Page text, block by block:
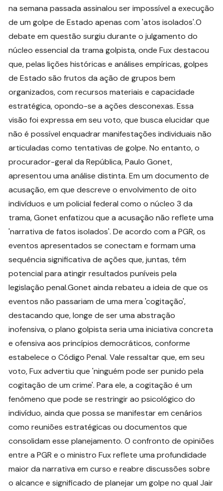
na semana passada assinalou ser impossível a execução
de um golpe de Estado apenas com 'atos isolados'.O
debate em questão surgiu durante o julgamento do
núcleo essencial da trama golpista, onde Fux destacou
que, pelas lições históricas e análises empíricas, golpes
de Estado são frutos da ação de grupos bem
organizados, com recursos materiais e capacidade
estratégica, opondo-se a ações desconexas. Essa
visão foi expressa em seu voto, que busca elucidar que
não é possível enquadrar manifestações individuais não
articuladas como tentativas de golpe. No entanto, o
procurador-geral da República, Paulo Gonet,
apresentou uma análise distinta. Em um documento de
acusação, em que descreve o envolvimento de oito
indivíduos e um policial federal como o núcleo 3 da
trama, Gonet enfatizou que a acusação não reflete uma
'narrativa de fatos isolados'. De acordo com a PGR, os
eventos apresentados se conectam e formam uma
sequência significativa de ações que, juntas, têm
potencial para atingir resultados puníveis pela
legislação penal.Gonet ainda rebateu a ideia de que os
eventos não passariam de uma mera 'cogitação',
destacando que, longe de ser uma abstração
inofensiva, o plano golpista seria uma iniciativa concreta
e ofensiva aos princípios democráticos, conforme
estabelece o Código Penal. Vale ressaltar que, em seu
voto, Fux advertiu que 'ninguém pode ser punido pela
cogitação de um crime'. Para ele, a cogitação é um
fenômeno que pode se restringir ao psicológico do
indivíduo, ainda que possa se manifestar em cenários
como reuniões estratégicas ou documentos que
consolidam esse planejamento. O confronto de opiniões
entre a PGR e o ministro Fux reflete uma profundidade
maior da narrativa em curso e reabre discussões sobre
o alcance e significado de planejar um golpe no qual Jair